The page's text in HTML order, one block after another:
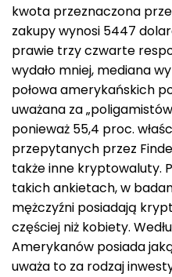
kwota przeznaczona
zakupy wynosi 5447
prawie trzy czwarte
wydało mniej, mediana
połowa amerykańskich
uważana za
ponieważ 55,4 proc.
przepytanych przez
także inne kryptowaluty.
takich ankietach, w
mężczyźni posiadają
częściej niż kobiety.
Amerykanów posiada
uważa to za rodzaj